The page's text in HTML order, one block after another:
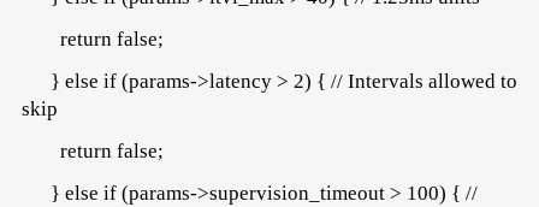
return false;
} else if (params->latency > 2) { // Intervals allowed to
skip
return false;
} else if (params->supervision_timeout > 100) { //